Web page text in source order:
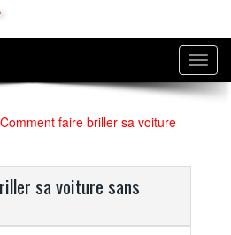
Comment faire briller sa voiture
sa voiture sans